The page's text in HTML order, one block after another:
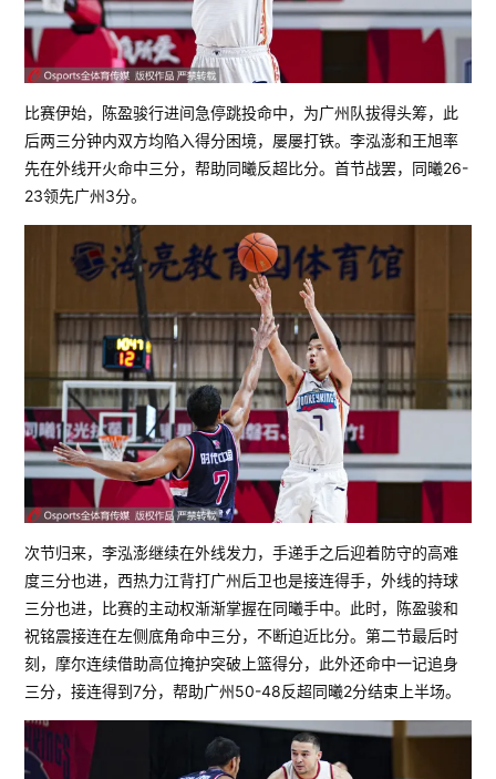
比赛伊始，陈盈骏行进间急停跳投命中，为广州队拔得头筹，此
后两三分钟内双方均陷入得分困境，屡屡打铁。李泓澎和王旭率
先在外线开火命中三分，帮助同曦反超比分。首节战罢，同曦26-
23领先广州3分。
次节归来，李泓澎继续在外线发力，手递手之后迎着防守的高难
度三分也进，西热力江背打广州后卫也是接连得手，外线的持球
三分也进，比赛的主动权渐渐掌握在同曦手中。此时，陈盈骏和
祝铭震接连在左侧底角命中三分，不断迫近比分。第二节最后时
刻，摩尔连续借助高位掩护突破上篮得分，此外还命中一记追身
三分，接连得到7分，帮助广州50-48反超同曦2分结束上半场。